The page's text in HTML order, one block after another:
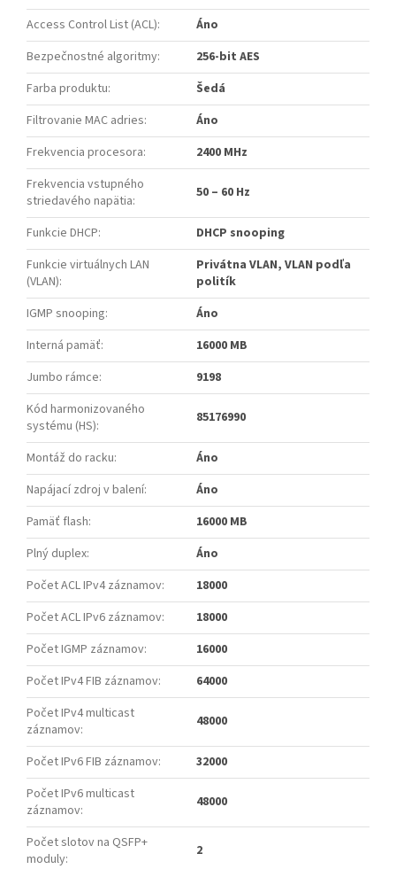
Access Control List (ACL):
Áno
Bezpečnostné algoritmy:
256-bit AES
Farba produktu:
Šedá
Filtrovanie MAC adries:
Áno
Frekvencia procesora:
2400 MHz
Frekvencia vstupného
striedavého napätia: 50 – 60 Hz
Funkcie DHCP:
DHCP snooping
Funkcie virtuálnych LAN
(VLAN):
Privátna VLAN, VLAN podľa
politík
IGMP snooping:
Áno
Interná pamäť:
16000 MB
Jumbo rámce:
9198
Kód harmonizovaného
systému (HS): 85176990
Montáž do racku:
Áno
Napájací zdroj v balení:
Áno
Pamäť flash:
16000 MB
Plný duplex:
Áno
Počet ACL IPv4 záznamov:
18000
Počet ACL IPv6 záznamov:
18000
Počet IGMP záznamov:
16000
Počet IPv4 FIB záznamov:
64000
Počet IPv4 multicast
záznamov: 48000
Počet IPv6 FIB záznamov:
32000
Počet IPv6 multicast
záznamov: 48000
Počet slotov na QSFP+
moduly: 2